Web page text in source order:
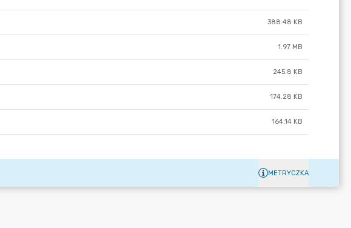
388.48 KB
1.97 MB
245.8 KB
174.28 KB
164.14 KB
METRYCZKA